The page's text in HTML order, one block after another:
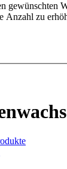
gewünschten
Anzahl zu